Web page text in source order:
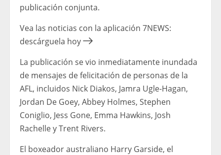
publicación conjunta.
Vea las noticias con la aplicación 7NEWS:
descárguela hoy
La publicación se vio inmediatamente inundada
de mensajes de felicitación de personas de la
AFL, incluidos Nick Diakos, Jamra Ugle-Hagan,
Jordan De Goey, Abbey Holmes, Stephen
Coniglio, Jess Gone, Emma Hawkins, Josh
Rachelle y Trent Rivers.
El boxeador australiano Harry Garside, el